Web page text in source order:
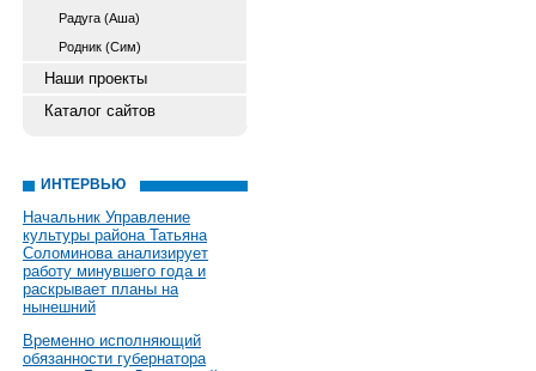
Радуга (Аша)
Родник (Сим)
Наши проекты
Каталог сайтов
ИНТЕРВЬЮ
Начальник Управление
культуры района Татьяна
Соломинова анализирует
работу минувшего года и
раскрывает планы на
нынешний
Временно исполняющий
обязанности губернатора